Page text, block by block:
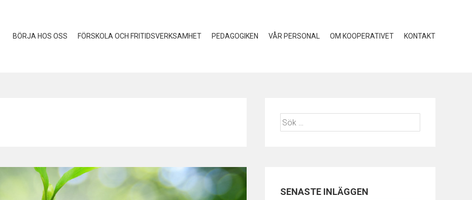
BÖRJA HOS OSS FÖRSKOLA OCH FRITIDSVERKSAMHET PEDAGOGIKEN VÅR PERSONAL OM KOOPERATIVET KONTAKT
SENASTE INLÄGGEN